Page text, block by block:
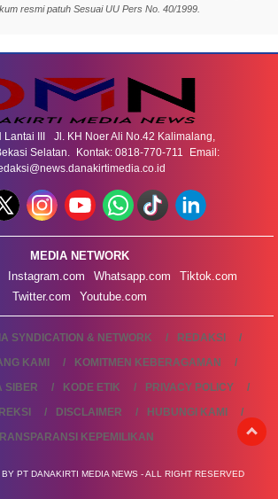
resmi patuh Sesuai UU Pers No. 40/1999.
Lantai III Jl. KH Noer Ali No.42 Kalimalang,
Selatan. Kontak: 0818-770-711 Email:
MEDIA NETWORK
Instagram.com Whatsapp.com
Tiktok.com
Twitter.com
Youtube.com
SYNDICATION & NETWORK
REDAKSI
KAMI
KOMITMEN KEBERAGAMAN
SIBER
KODE ETIK
PRIVACY POLICY
DISCLAIMER
HUBUNGI KAMI
KEPEMILIKAN
PT DANAKIRTI MEDIA NEWS - ALL RIGHT RESERVED